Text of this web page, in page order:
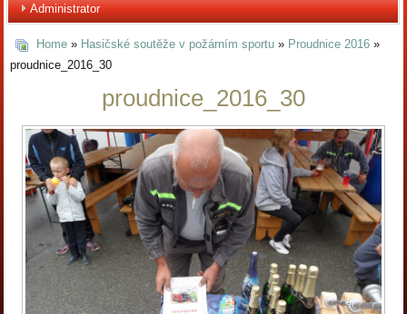
Administrator
Home» Hasičské soutěže v požárním sportu» Proudnice 2016»
proudnice_2016_30
proudnice_2016_30